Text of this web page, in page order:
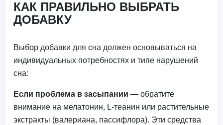
КАК ПРАВИЛЬНО ВЫБРАТЬ
ДОБАВКУ
Выбор добавки для сна должен основываться на
индивидуальных потребностях и типе нарушений
сна:
Если проблема в засыпании — обратите
внимание на мелатонин, L-теанин или растительные
экстракты (валериана, пассифлора). Эти средства